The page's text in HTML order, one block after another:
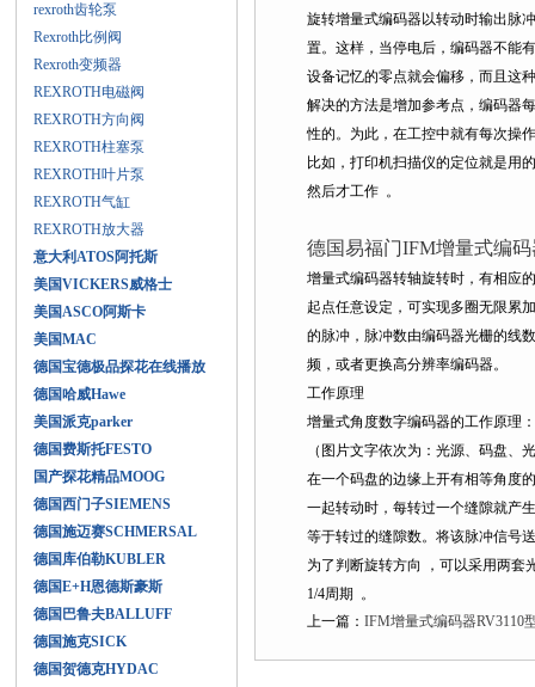
rexroth齿轮泵
Rexroth比例阀
Rexroth变频器
REXROTH电磁阀
REXROTH方向阀
REXROTH柱塞泵
REXROTH叶片泵
REXROTH气缸
REXROTH放大器
意大利ATOS阿托斯
美国VICKERS威格士
美国ASCO阿斯卡
美国MAC
德国宝德极品探花在线播放
德国哈威Hawe
美国派克parker
德国费斯托FESTO
国产探花精品MOOG
德国西门子SIEMENS
德国施迈赛SCHMERSAL
德国库伯勒KUBLER
德国E+H恩德斯豪斯
德国巴鲁夫BALLUFF
德国施克SICK
德国贺德克HYDAC
旋转增量式编码器以转动时输出脉冲
置。这样，当停电后，编码器
设备记忆的零点就会偏移，而且这种
解决的方法是增加参考点，编码器
性的。为此，在工控中就有每次操
比如，打印机扫描仪的定位就是用的
然后才工作 。
德国易福门IFM增量式编码
增量式编码器转轴旋转时，有相应
起点任意设定，可实现多圈无限累
的脉冲，脉冲数由编码器光栅的
频，或者更换高分辨率编码器。
工作原理
增量式角度数字编码器的工作原理：
（图片文字依次为：光源、码盘
在一个码盘的边缘上开有相等角度的
一起转动时，每转过一个缝隙就产
等于转过的缝隙数。将该脉冲信号
为了判断旋转方向 ，可以采用两套
1/4周期 。
上一篇： IFM增量式编码器RV3110